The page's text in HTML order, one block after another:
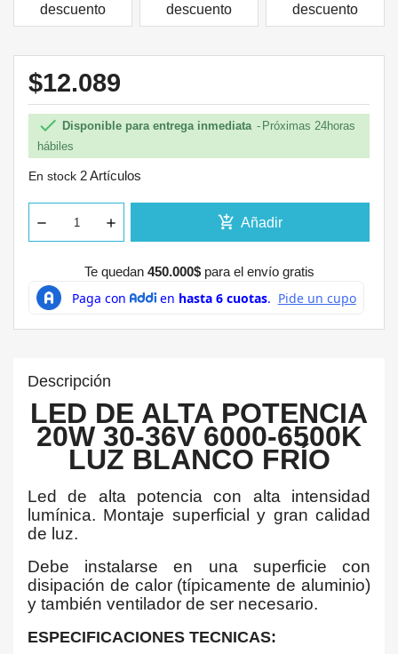
descuento
descuento
descuento
$12.089
 Disponible para entrega inmediata
Próximas 24horas
hábiles
En stock 2 Artículos
add_shopping_cart Añadir
Te quedan 450.000$para el envío gratis
Descripción
LED DE ALTA POTENCIA
20W 30-36V 6000-6500K
LUZ BLANCO FRÍO
Led de alta potencia con alta intensidad
lumínica. Montaje superficial y gran calidad
de luz.
Debe instalarse en una superficie con
disipación de calor (típicamente de aluminio)
y también ventilador de ser necesario.
ESPECIFICACIONES TECNICAS: